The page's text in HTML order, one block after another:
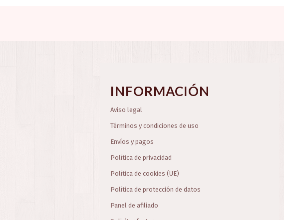
INFORMACIÓN
Aviso legal
Términos y condiciones de uso
Envíos y pagos
Política de privacidad
Política de cookies (UE)
Política de protección de datos
Panel de afiliado